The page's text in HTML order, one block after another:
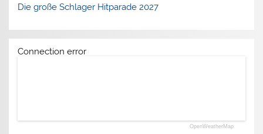
Die große Schlager Hitparade 2027
Connection error
OpenWeatherMap